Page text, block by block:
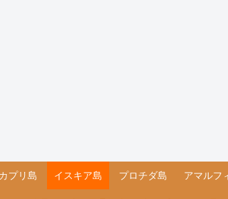
カプリ島 イスキア島 プロチダ島 アマルフ